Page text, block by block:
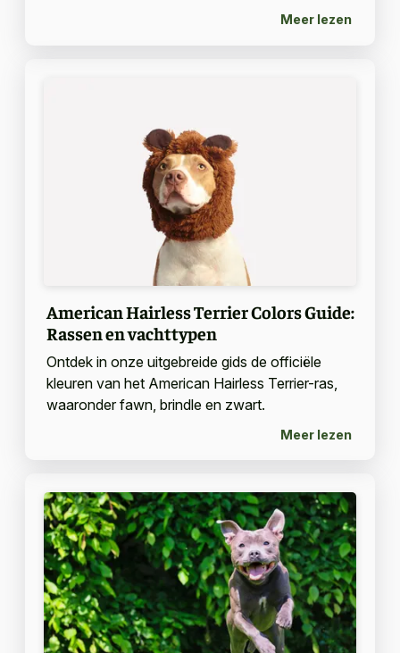
Meer lezen
American Hairless Terrier Colors Guide:
Rassen en vachttypen
Ontdek in onze uitgebreide gids de officiële
kleuren van het American Hairless Terrier-ras,
waaronder fawn, brindle en zwart.
Meer lezen